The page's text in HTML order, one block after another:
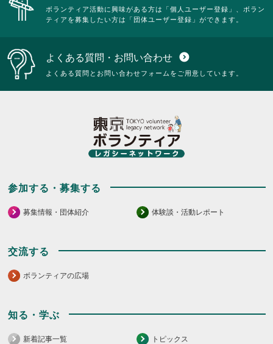
ボランティア活動に興味がある方は「個人ユーザー登録」、ボラン
ティアを募集したい方は「団体ユーザー登録」ができます。
よくある質問・お問い合わせ expand_circle_down
よくある質問とお問い合わせフォームをご用意しています。
参加する・募集する
募集情報・団体紹介 体験談・活動レポート
交流する
ボランティアの広場
知る・学ぶ
新着記事一覧 トピックス